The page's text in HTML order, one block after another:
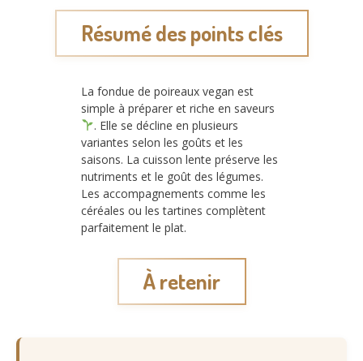
Résumé des points clés
La fondue de poireaux vegan est
simple à préparer et riche en saveurs
. Elle se décline en plusieurs
variantes selon les goûts et les
saisons. La cuisson lente préserve les
nutriments et le goût des légumes.
Les accompagnements comme les
céréales ou les tartines complètent
parfaitement le plat.
À retenir